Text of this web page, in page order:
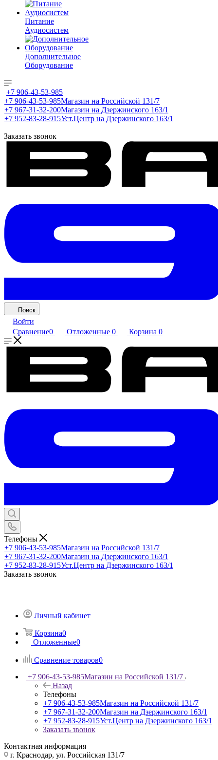
Питание
Аудиосистем
Дополнительное
Оборудование
+7 906-43-53-985
+7 906-43-53-985Магазин на Российской 131/7
+7 967-31-32-200Магазин на Дзержинского 163/1
+7 952-83-28-915Уст.Центр на Дзержинского 163/1
Заказать звонок
Поиск
Войти
Сравнение0 Отложенные 0 Корзина 0
Телефоны
+7 906-43-53-985Магазин на Российской 131/7
+7 967-31-32-200Магазин на Дзержинского 163/1
+7 952-83-28-915Уст.Центр на Дзержинского 163/1
Заказать звонок
Личный кабинет
Корзина0
Отложенные0
Сравнение товаров0
+7 906-43-53-985Магазин на Российской 131/7
Назад
Телефоны
+7 906-43-53-985Магазин на Российской 131/7
+7 967-31-32-200Магазин на Дзержинского 163/1
+7 952-83-28-915Уст.Центр на Дзержинского 163/1
Заказать звонок
Контактная информация
г. Краснодар, ул. Российская 131/7